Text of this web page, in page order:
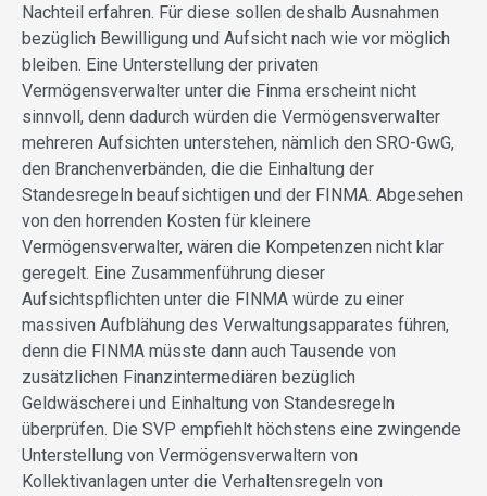
Nachteil erfahren. Für diese sollen deshalb Ausnahmen
bezüglich Bewilligung und Aufsicht nach wie vor möglich
bleiben. Eine Unterstellung der privaten
Vermögensverwalter unter die Finma erscheint nicht
sinnvoll, denn dadurch würden die Vermögensverwalter
mehreren Aufsichten unterstehen, nämlich den SRO-GwG,
den Branchenverbänden, die die Einhaltung der
Standesregeln beaufsichtigen und der FINMA. Abgesehen
von den horrenden Kosten für kleinere
Vermögensverwalter, wären die Kompetenzen nicht klar
geregelt. Eine Zusammenführung dieser
Aufsichtspflichten unter die FINMA würde zu einer
massiven Aufblähung des Verwaltungsapparates führen,
denn die FINMA müsste dann auch Tausende von
zusätzlichen Finanzintermediären bezüglich
Geldwäscherei und Einhaltung von Standesregeln
überprüfen. Die SVP empfiehlt höchstens eine zwingende
Unterstellung von Vermögensverwaltern von
Kollektivanlagen unter die Verhaltensregeln von